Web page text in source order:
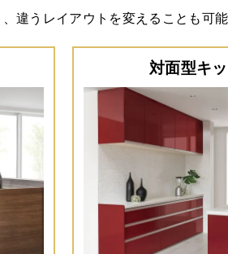
違うレイアウトを変えることも可能
対面型キ